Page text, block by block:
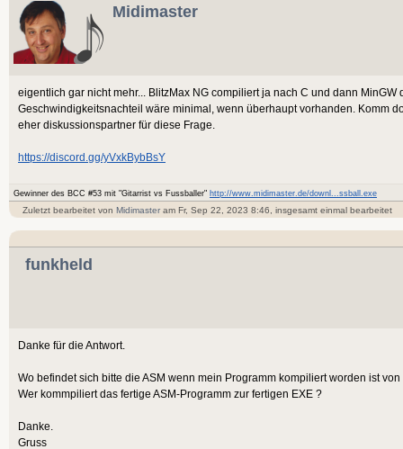
Midimaster
eigentlich gar nicht mehr... BlitzMax NG compiliert ja nach C und dann MinGW
Geschwindigkeitsnachteil wäre minimal, wenn überhaupt vorhanden. Komm
eher diskussionspartner für diese Frage.
https://discord.gg/yVxkBybBsY
Gewinner des BCC #53 mit "Gitarrist vs Fussballer" http://www.midimaster.de/downl...ssball.exe
Zuletzt bearbeitet von Midimasteram Fr, Sep 22, 2023 8:46, insgesamt einmal bearbeitet
funkheld
Danke für die Antwort.
Wo befindet sich bitte die ASM wenn mein Programm kompiliert worden ist von
Wer kommpiliert das fertige ASM-Programm zur fertigen EXE ?
Danke.
Gruss